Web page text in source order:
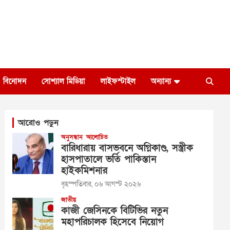
বিনোদন সোশ্যাল মিডিয়া লাইফস্টাইল অন্যান্য
আরোও পড়ুন
অনুসন্ধান আলোচিত
বারিধারায় বাসভবনে অগ্নিকাণ্ড, সস্ত্রীক
হাসপাতালে ভর্তি পাকিস্তান
হাইকমিশনার
বৃহস্পতিবার, ০৬ আগস্ট ২০২৬
জাতীয়
কাজী জেসিনকে বিটিভির নতুন
মহাপরিচালক হিসেবে নিয়োগ